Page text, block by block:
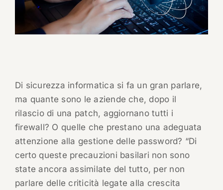
Di sicurezza informatica si fa un gran parlare,
ma quante sono le aziende che, dopo il
rilascio di una patch, aggiornano tutti i
firewall? O quelle che prestano una adeguata
attenzione alla gestione delle password? “Di
certo queste precauzioni basilari non sono
state ancora assimilate del tutto, per non
parlare delle criticità legate alla crescita